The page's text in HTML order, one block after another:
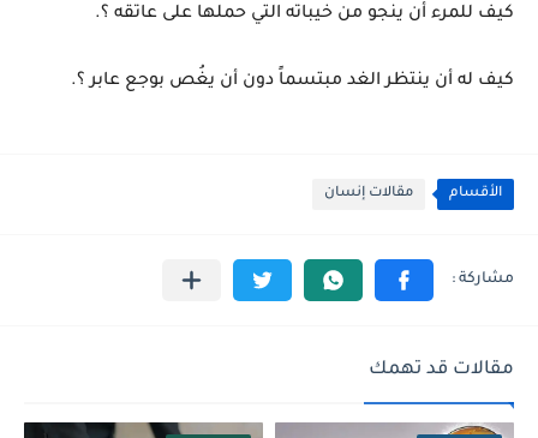
كيف للمرء أن ينجو من خيباته التي حملها على عاتقه ؟.
كيف له أن ينتظر الغد مبتسماً دون أن يغُص بوجع عابر ؟.
الأقسام مقالات إنسان
مقالات قد تهمك